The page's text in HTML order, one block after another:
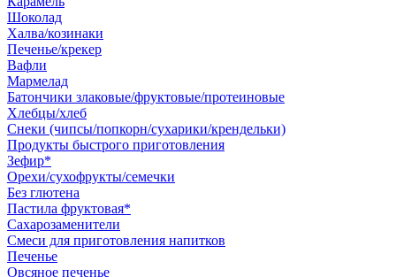
Шоколад
Халва/козинаки
Печенье/крекер
Вафли
Мармелад
Батончики злаковые/фруктовые/протеиновые
Хлебцы/хлеб
Снеки (чипсы/попкорн/сухарики/крендельки)
Продукты быстрого приготовления
Зефир*
Орехи/сухофрукты/семечки
Без глютена
Пастила фруктовая*
Сахарозаменители
Смеси для приготовления напитков
Печенье
Овсяное печенье